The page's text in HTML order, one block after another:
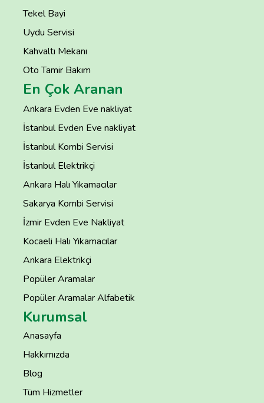
Tekel Bayi
Uydu Servisi
Kahvaltı Mekanı
Oto Tamir Bakım
En Çok Aranan
Ankara Evden Eve nakliyat
İstanbul Evden Eve nakliyat
İstanbul Kombi Servisi
İstanbul Elektrikçi
Ankara Halı Yıkamacılar
Sakarya Kombi Servisi
İzmir Evden Eve Nakliyat
Kocaeli Halı Yıkamacılar
Ankara Elektrikçi
Popüler Aramalar
Popüler Aramalar Alfabetik
Kurumsal
Anasayfa
Hakkımızda
Blog
Tüm Hizmetler